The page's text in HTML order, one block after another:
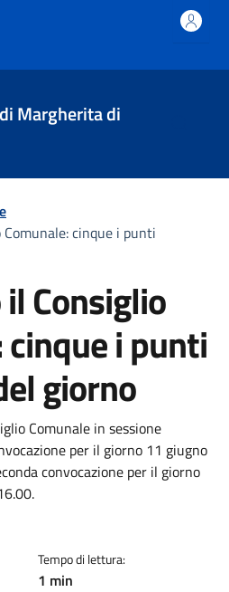
Margherita di
cinque i punti
Consiglio
cinque i punti
giorno
notizia
Comunale in sessione
per il giorno 11 giugno
convocazione per il giorno
Tempo di lettura:
1 min